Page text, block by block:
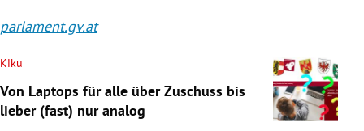
parlament.gv.at
Kiku
Von Laptops für alle über Zuschuss bis
lieber (fast) nur analog